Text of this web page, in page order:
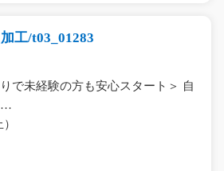
工/t03_01283
で未経験の方も安心スタート＞ 自
…